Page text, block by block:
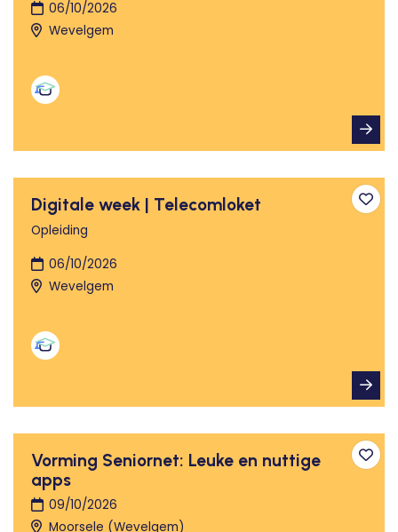
06/10/2026
Wevelgem
Digitale week | Telecomloket
Opleiding
06/10/2026
Wevelgem
Vorming Seniornet: Leuke en nuttige
apps
09/10/2026
Moorsele (Wevelgem)